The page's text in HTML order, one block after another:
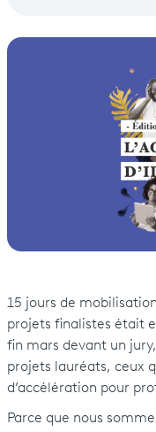
15 jours de
projets finalistes était
fin mars devant un
projets lauréats, ceux
d’accélération pour
Parce que nous